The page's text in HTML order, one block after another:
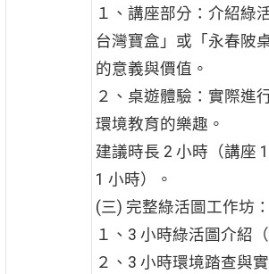
１、講座部分：介紹綠
台灣寶盒」或「永春陂
的意義與價值。
２、桌遊體驗：實際進
環境教育的樂趣。
建議時長 2 小時（講座
1 小時）。
(三) 完整綠活圖工作坊：
１、3 小時綠活圖介紹
２、3 小時環境踏查與